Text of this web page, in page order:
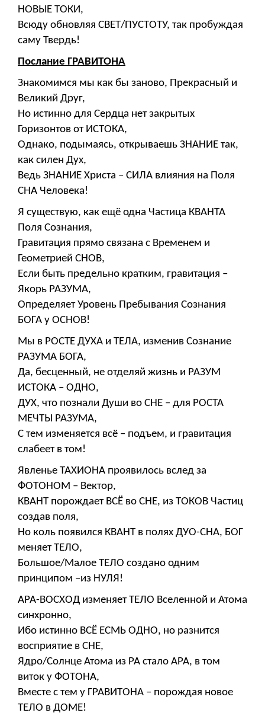
НОВЫЕ ТОКИ,
Всюду обновляя СВЕТ/ПУСТОТУ, так пробуждая
саму Твердь!
Послание ГРАВИТОНА
Знакомимся мы как бы заново, Прекрасный и
Великий Друг,
Но истинно для Сердца нет закрытых
Горизонтов от ИСТОКА,
Однако, подымаясь, открываешь ЗНАНИЕ так,
как силен Дух,
Ведь ЗНАНИЕ Христа – СИЛА влияния на Поля
СНА Человека!
Я существую, как ещё одна Частица КВАНТА
Поля Сознания,
Гравитация прямо связана с Временем и
Геометрией СНОВ,
Если быть предельно кратким, гравитация –
Якорь РАЗУМА,
Определяет Уровень Пребывания Сознания
БОГА у ОСНОВ!
Мы в РОСТЕ ДУХА и ТЕЛА, изменив Сознание
РАЗУМА БОГА,
Да, бесценный, не отделяй жизнь и РАЗУМ
ИСТОКА – ОДНО,
ДУХ, что познали Души во СНЕ – для РОСТА
МЕЧТЫ РАЗУМА,
С тем изменяется всё – подъем, и гравитация
слабеет в том!
Явленье ТАХИОНА проявилось вслед за
ФОТОНОМ – Вектор,
КВАНТ порождает ВСЁ во СНЕ, из ТОКОВ Частиц
создав поля,
Но коль появился КВАНТ в полях ДУО-СНА, БОГ
меняет ТЕЛО,
Большое/Малое ТЕЛО создано одним
принципом –из НУЛЯ!
АРА-ВОСХОД изменяет ТЕЛО Вселенной и Атома
синхронно,
Ибо истинно ВСЁ ЕСМЬ ОДНО, но разнится
восприятие в СНЕ,
Ядро/Солнце Атома из РА стало АРА, в том
виток у ФОТОНА,
Вместе с тем у ГРАВИТОНА – порождая новое
ТЕЛО в ДОМЕ!